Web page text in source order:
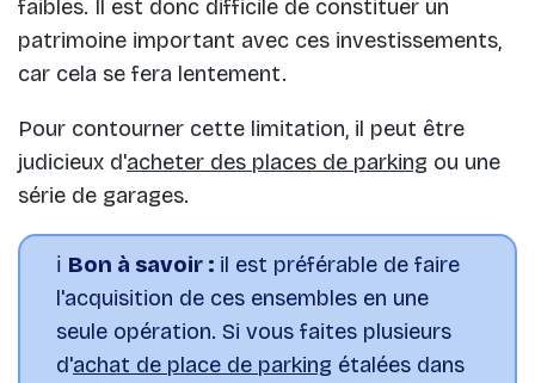
faibles. Il est donc difficile de constituer un
patrimoine important avec ces investissements,
car cela se fera lentement.
Pour contourner cette limitation, il peut être
judicieux d'acheter des places de parking ou une
série de garages.
ℹ️ Bon à savoir : il est préférable de faire
l'acquisition de ces ensembles en une
seule opération. Si vous faites plusieurs
d'achat de place de parking étalées dans